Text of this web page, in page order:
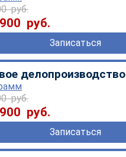
руб.
руб.
Записаться
делопроизводство
руб.
руб.
Записаться